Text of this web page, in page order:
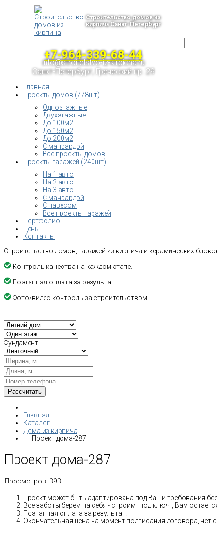
Строительство домов из
кирпича Санкт-Петербург
+7-964-339-68-44
info@stroitelstvo-iz-kirpicha.ru
Санкт-Петербург, Греческий пр. 29
Главная
Проекты домов (778шт)
Одноэтажные
Двухэтажные
До 100м2
До 150м2
До 200м2
С мансардой
Все проекты домов
Проекты гаражей (240шт)
На 1 авто
На 2 авто
На 3 авто
С мансардой
С навесом
Все проекты гаражей
Портфолио
Цены
Контакты
Строительство домов, гаражей из кирпича и керамических
Контроль качества на каждом этапе.
Поэтапная оплата за результат
Фото/видео контроль за строительством.
Фундамент
Главная
Каталог
Дома из кирпича
Проект дома-287
Проект дома-287
Просмотров: 393
Проект может быть адаптирована под Ваши требования
Все заботы берем на себя - строим "под ключ", Вам
Поэтапная оплата за результат.
Окончательная цена на момент подписания договора, нет